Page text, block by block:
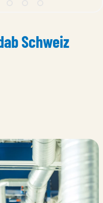
Schweiz